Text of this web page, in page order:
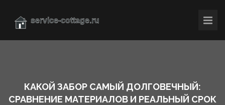
КАКОЙ ЗАБОР САМЫЙ ДОЛГОВЕЧНЫЙ:
СРАВНЕНИЕ МАТЕРИАЛОВ И РЕАЛЬНЫЙ СРОК